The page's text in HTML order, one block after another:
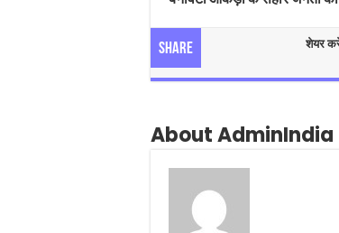
Share
शेयर
About AdminIndia